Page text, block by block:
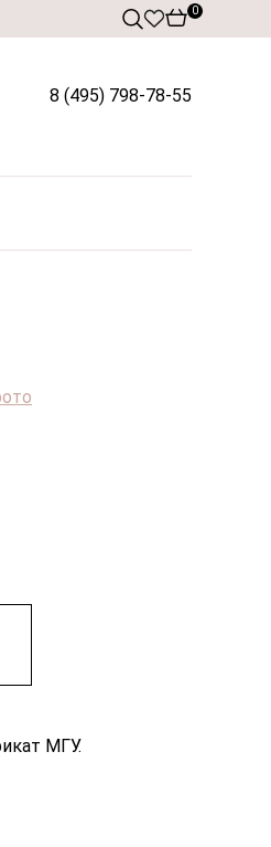
0
8 (495) 798-78-55
МГУ.